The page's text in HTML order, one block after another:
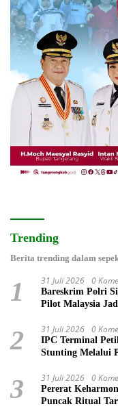
Trending
Berita trending dalam
1 31 Juli 2026 0
Bareskrim Polri
Pilot Malaysia
2 31 Juli 2026 0
IPC Terminal
Stunting Melalui
3 31 Juli 2026 0
Pererat
Puncak Ritual